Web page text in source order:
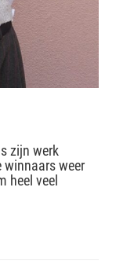
zijn werk
winnaars weer
heel veel